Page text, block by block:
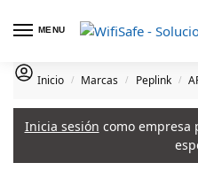
MENU
Inicio / Marcas / Peplink /
Inicia sesión como empresa